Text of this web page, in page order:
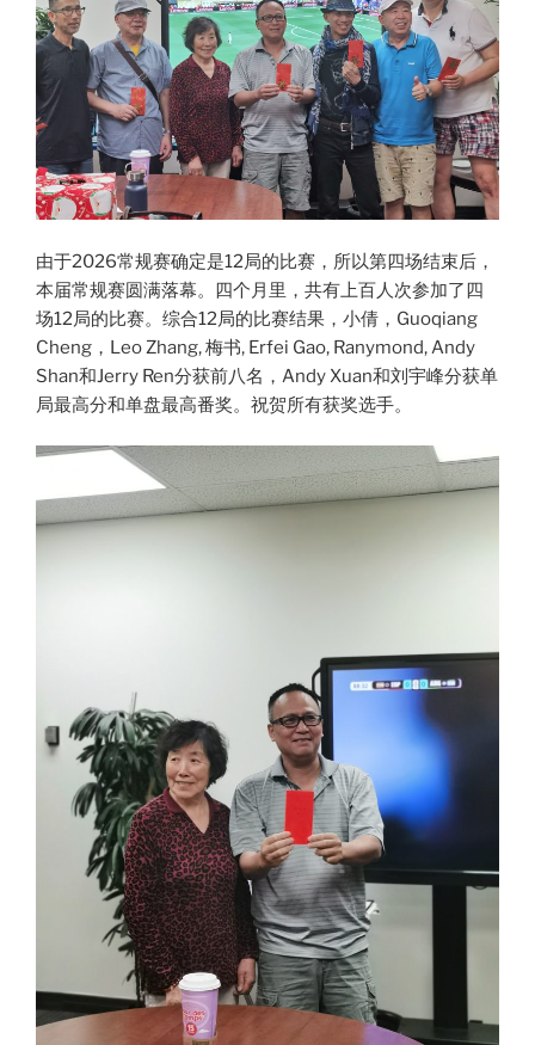
由于2026常规赛确定是12局的比赛，所以第四场结束后，
本届常规赛圆满落幕。四个月里，共有上百人次参加了四
场12局的比赛。综合12局的比赛结果，小倩，Guoqiang
Cheng，Leo Zhang, 梅书, Erfei Gao, Ranymond, Andy
Shan和Jerry Ren分获前八名，Andy Xuan和刘宇峰分获单
局最高分和单盘最高番奖。祝贺所有获奖选手。